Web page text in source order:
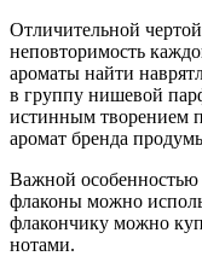
Отличительной
неповторимость
ароматы найти
в группу нишевой
истинным творением
аромат бренда
Важной особенностью
флаконы можно
флакончику можно
нотами.